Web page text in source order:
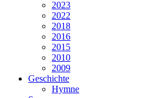
2023
2022
2018
2016
2015
2010
2009
Geschichte
Hymne